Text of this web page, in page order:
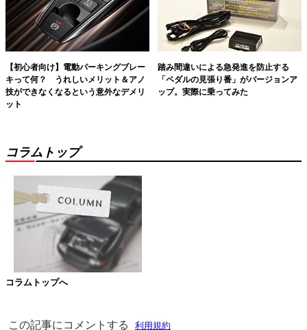
【初心者向け】電動パーキングブレー
キって何？ うれしいメリット＆アノ
技ができなくなるという意外なデメリ
ット
踏み間違いによる急発進を防止する
「ペダルの見張り番」がバージョンア
ップ。実際に乗ってみた
コラムトップ
コラムトップへ